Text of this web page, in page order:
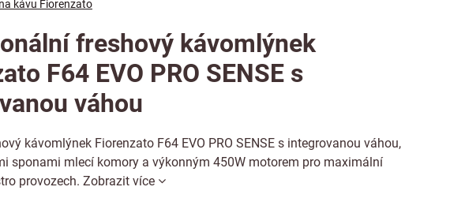
kávu Fiorenzato
freshový kávomlýnek
F64 EVO PRO SENSE s
váhou
kávomlýnek Fiorenzato F64 EVO PRO SENSE s integrovanou váhou,
sponami mlecí komory a výkonným 450W motorem pro maximální
provozech. Zobrazit více